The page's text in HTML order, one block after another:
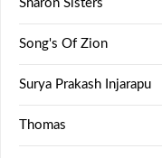
Sharon Sisters
Song's Of Zion
Surya Prakash Injarapu
Thomas